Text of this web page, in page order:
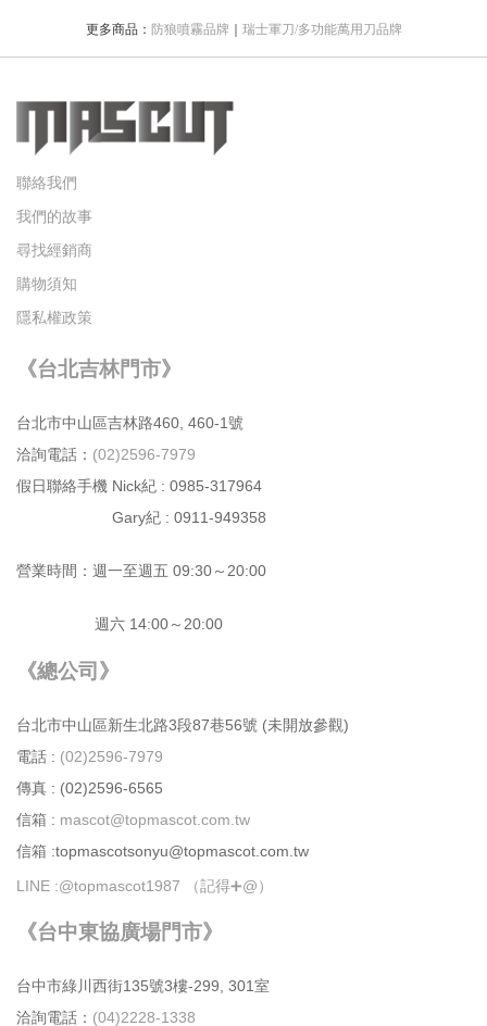
更多商品： 防狼噴霧品牌 ｜ 瑞士軍刀/多功能萬用刀品牌
聯絡我們
我們的故事
尋找經銷商
購物須知
隱私權政策
《台北吉林門市》
台北市中⼭區吉林路460, 460-1號
洽詢電話： (02)2596-7979
假日聯絡手機 Nick紀 : 0985-317964
Gary紀 : 0911-949358
營業時間：週⼀⾄週五 09:30～20:00
週六 14:00～20:00
《總公司》
台北市中⼭區新⽣北路3段87巷56號 (未開放參觀)
電話 : (02)2596-7979
傳真 : (02)2596-6565
信箱 : mascot@topmascot.com.tw
信箱 :topmascotsonyu@topmascot.com.tw
LINE :@topmascot1987 （記得➕@）
《台中東協廣場門市》
台中市綠川⻄街135號3樓-299, 301室
洽詢電話： (04)2228-1338